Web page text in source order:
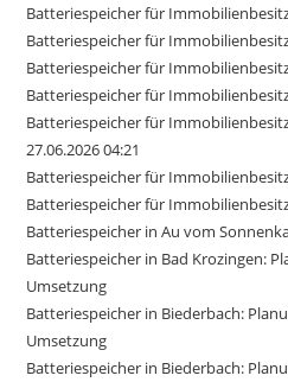
Batteriespeicher für
Batteriespeicher für
Batteriespeicher für
Batteriespeicher für
Batteriespeicher für
27.06.2026 04:21
Batteriespeicher für
Batteriespeicher für
Batteriespeicher in Au vom
Batteriespeicher in Bad Krozingen:
Umsetzung
Batteriespeicher in Biederbach:
Umsetzung
Batteriespeicher in Biederbach: